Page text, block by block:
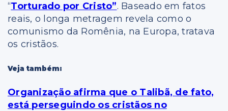
“Torturado por Cristo”. Baseado em fatos
reais, o longa metragem revela como o
comunismo da Romênia, na Europa, tratava
os cristãos.
Veja também:
Organização afirma que o Talibã, de fato,
está perseguindo os cristãos no